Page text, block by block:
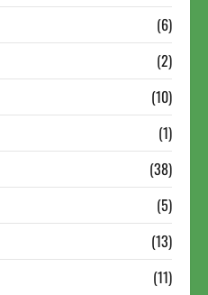
(6)
(2)
(10)
(1)
(38)
(5)
(13)
(11)